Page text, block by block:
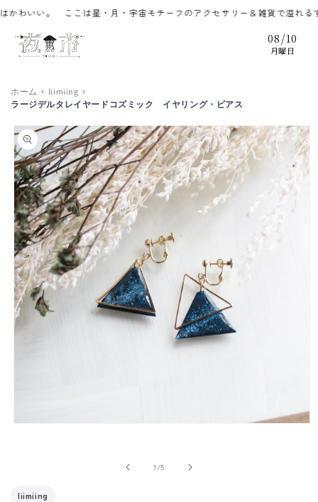
ンツに
いい。 ここは星・月・宇宙モチーフのアクセサリー＆雑貨で溢れるずっ
08 /10
月曜日
ホーム
liimiing
ラージデルタレイヤードコズミック イヤリング・ピアス
商品情
報にス
キップ
で
1 /の5
liimiing